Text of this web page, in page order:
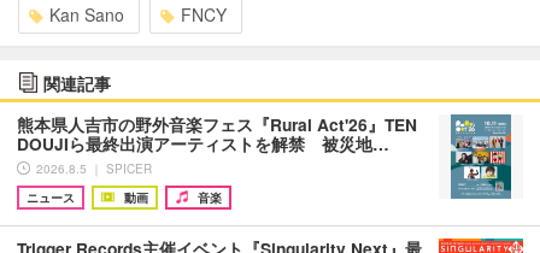
Kan Sano FNCY
関連記事
熊本県人吉市の野外音楽フェス『Rural Act'26』TEN
DOUJIら最終出演アーティストを解禁 被災地…
2026.8.5 ｜ SPICER
ニュース
動画 音楽
Trigger Records主催イベント『Singularity Next』最